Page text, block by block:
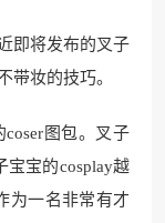
即将发布的叉子
带妆的技巧。
图包。叉子
宝宝的cosplay越
为一名非常有才